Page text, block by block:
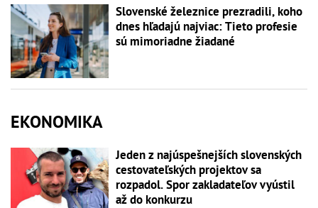
Slovenské železnice prezradili, koho
dnes hľadajú najviac: Tieto profesie
sú mimoriadne žiadané
EKONOMIKA
Jeden z najúspešnejších slovenských
cestovateľských projektov sa
rozpadol. Spor zakladateľov vyústil
až do konkurzu